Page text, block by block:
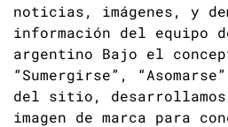
noticias, imágenes, y
información del equipo
argentino Bajo el
“Sumergirse”,
del sitio, desarrollamos
imagen de marca para